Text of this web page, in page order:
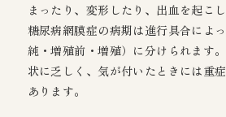
まったり、変形したり、出血を起こし
糖尿病網膜症の病期は進行具合によ
純・増殖前・増殖）に分けられます
状に乏しく、気が付いたときには重
あります。